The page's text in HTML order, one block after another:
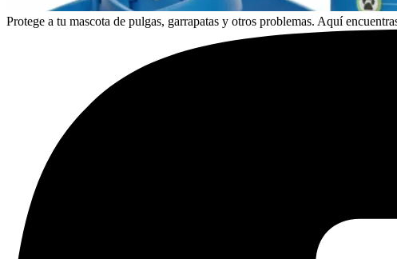
Protege a tu mascota de pulgas, garrapatas y otros problemas. Aquí